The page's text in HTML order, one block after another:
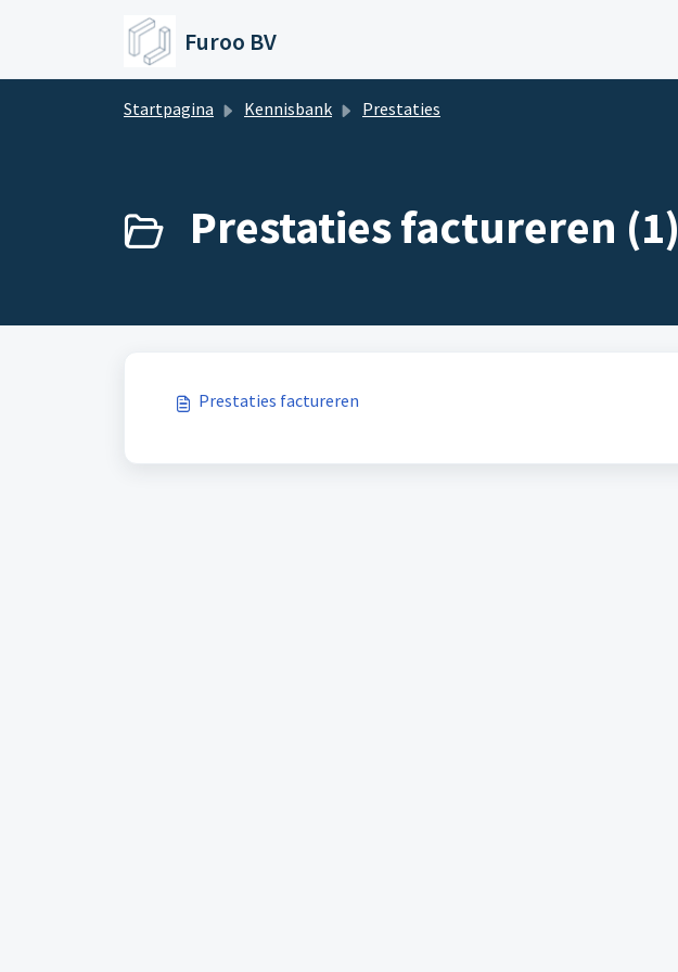
Furoo BV
Startpagina Kennisbank Prestaties
Prestaties factureren (1)
Prestaties factureren